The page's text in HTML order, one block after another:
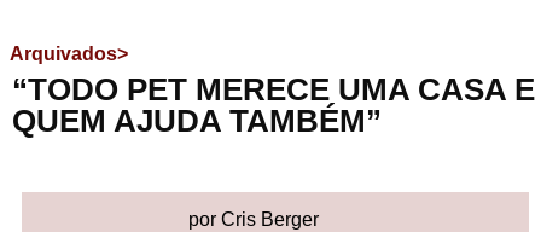
Arquivados>
“TODO PET MERECE UMA CASA E
QUEM AJUDA TAMBÉM”
por Cris Berger